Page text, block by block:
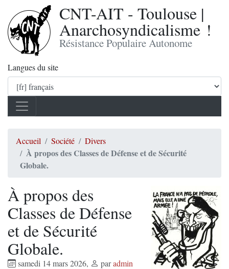
CNT-AIT - Toulouse |
Anarchosyndicalisme !
Résistance Populaire Autonome
Langues du site
Accueil Société Divers
À propos des Classes de Défense et de Sécurité
Globale.
À propos des
Classes de Défense
et de Sécurité
Globale.
samedi 14 mars 2026, paradmin